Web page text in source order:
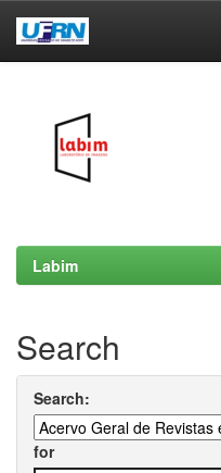
Labim
Search
Search:
for